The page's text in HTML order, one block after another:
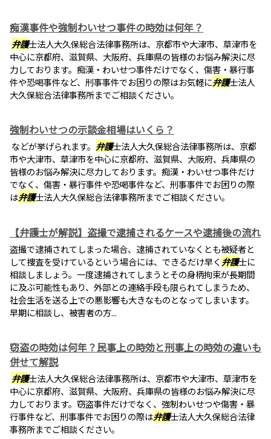
痴漢事件や強制わいせつ事件の時効は何年？
弁護士法人大久保総合法律事務所は、京都市や大津市、草津市を
中心に京都府、滋賀県、大阪府、兵庫県の皆様のお悩み解決に尽
力しております。痴漢・わいせつ事件だけでなく、傷害・暴行事
件や恐喝事件など、刑事事件でお困りの際はお気軽に弁護士法人
大久保総合法律事務所までご相談ください。
強制わいせつの示談金相場はいくら？
などが挙げられます。 弁護士法人大久保総合法律事務所は、京都
市や大津市、草津市を中心に京都府、滋賀県、大阪府、兵庫県の
皆様のお悩み解決に尽力しております。痴漢・わいせつ事件だけ
でなく、傷害・暴行事件や恐喝事件など、刑事事件でお困りの際
は弁護士法人大久保総合法律事務所までご相談ください。
【弁護士が解説】盗撮で逮捕されるケースや逮捕後の流れ
盗撮で逮捕されてしまった場合、逮捕されていなくとも被疑者と
して捜査を受けているという場合には、できるだけ早く 弁護士に
相談しましょう。一度逮捕されてしまうとその身柄拘束が長期間
に及ぶ可能性もあり、外部との連絡手段も限られてしまうため、
社会生活を送る上での悪影響も大きなものとなってしまいます。
早期に相談し、被害者の方...
窃盗の時効は何年？民事上の時効と刑事上の時効の違いも
併せて解説
弁護士法人大久保総合法律事務所は、京都市や大津市、草津市を
中心に京都府、滋賀県、大阪府、兵庫県の皆様のお悩み解決に尽
力しております。窃盗事件だけでなく、強制わいせつや傷害・暴
行事件など、刑事事件でお困りの際は弁護士法人大久保総合法律
事務所までご相談ください。